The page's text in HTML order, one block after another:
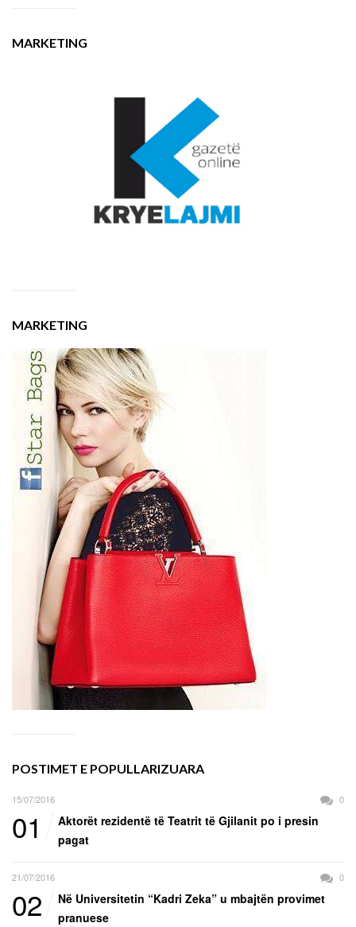
MARKETING
MARKETING
POSTIMET E POPULLARIZUARA
15/07/2016 0
01
Aktorët rezidentë të Teatrit të Gjilanit po i presin
pagat
21/07/2016 0
02
Në Universitetin “Kadri Zeka” u mbajtën provimet
pranuese